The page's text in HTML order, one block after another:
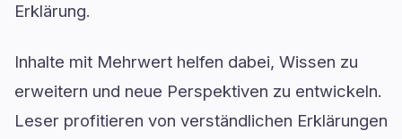
Erklärung.
Inhalte mit Mehrwert helfen dabei, Wissen zu
erweitern und neue Perspektiven zu entwickeln.
Leser profitieren von verständlichen Erklärungen